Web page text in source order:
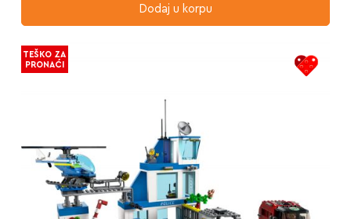
Dodaj u korpu
TEŠKO ZA
PRONAĆI